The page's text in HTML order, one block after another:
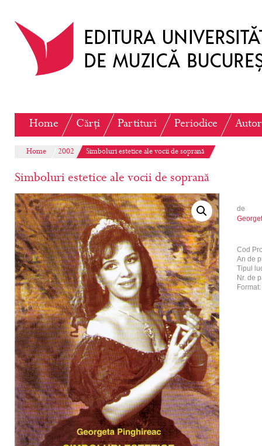
Home Cărți Partituri Periodice
Home 2002 Simboluri estetice ale vocii de soprană
Simboluri estetice ale vocii de soprană
de
Cod
An de
Tipul
Nr. de
Format: